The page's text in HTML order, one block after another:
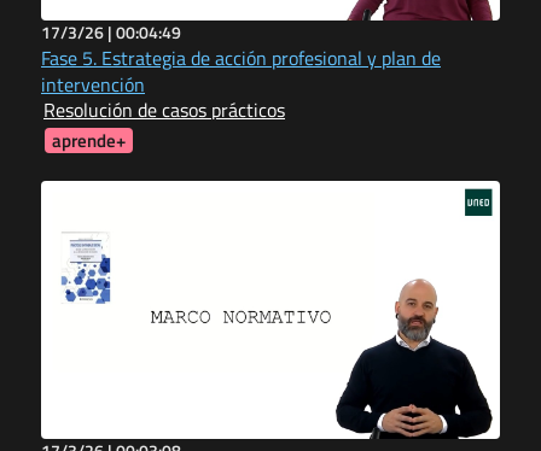
17/3/26 |00:04:49
Fase 5. Estrategia de acción profesional y plan de
intervención
Resolución de casos prácticos
aprende+